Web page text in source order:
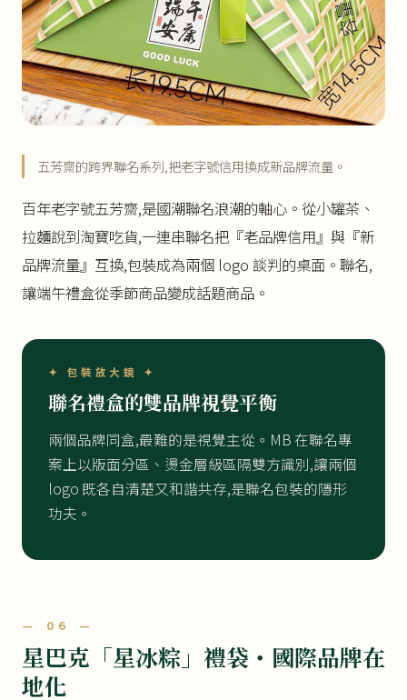
五芳齋的跨界聯名系列,把老字號信用換成新品牌流量。
百年老字號五芳齋,是國潮聯名浪潮的軸心。從小罐茶、
拉麵說到淘寶吃貨,一連串聯名把『老品牌信用』與『新
品牌流量』互換,包裝成為兩個 logo 談判的桌面。聯名,
讓端午禮盒從季節商品變成話題商品。
✦ 包裝放大鏡 ✦
聯名禮盒的雙品牌視覺平衡
兩個品牌同盒,最難的是視覺主從。MB 在聯名專
案上以版面分區、燙金層級區隔雙方識別,讓兩個
logo 既各自清楚又和諧共存,是聯名包裝的隱形
功夫。
— 06 —
星巴克「星冰粽」禮袋・國際品牌在
地化